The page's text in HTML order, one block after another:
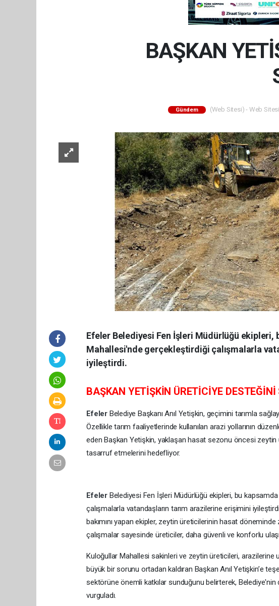
BAŞKAN
Gündem (Web Sitesi) - Web
Efeler Belediyesi Fen İşleri Müdürlüğü
Mahallesi'nde gerçekleştirdiği çalışmalarla
iyileştirdi.
BAŞKAN YETİŞKİN ÜRETİCİYE DESTEĞİNİ
Efeler Belediye Başkanı Anıl Yetişkin, geçimini tarımla
Özellikle tarım faaliyetlerinde kullanılan arazi yollarının
eden Başkan Yetişkin, yaklaşan hasat sezonu öncesi zeytin
tasarruf etmelerini hedefliyor.
Efeler Belediyesi Fen İşleri Müdürlüğü ekipleri, bu
çalışmalarla vatandaşların tarım arazilerine erişimini
bakımını yapan ekipler, zeytin üreticilerinin hasat
çalışmalar sayesinde üreticiler, daha güvenli ve konforlu
Kuloğullar Mahallesi sakinleri ve zeytin üreticileri, arazilerine
büyük bir sorunu ortadan kaldıran Başkan Anıl Yetişkin’e
sektörüne önemli katkılar sunduğunu belirterek, Belediye'nin
vurguladı.